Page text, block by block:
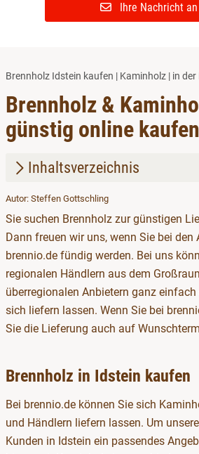
Ihre Nachricht
Brennholz Idstein kaufen | Kaminholz | in
Brennholz &
günstig online kaufen
Inhaltsverzeichnis
1. Brennholz in Idstein kaufen
2. Kaminholz im Angebot
Autor: Steffen Gottschling
Sie suchen Brennholz zur günstigen
Dann freuen wir uns, wenn Sie bei den
brennio.de fündig werden. Bei uns
regionalen Händlern aus dem
überregionalen Anbietern ganz
sich liefern lassen. Wenn Sie bei
Sie die Lieferung auch auf
Brennholz in Idstein kaufen
Bei brennio.de können Sie sich
und Händlern liefern lassen. Um
Kunden in Idstein ein passendes